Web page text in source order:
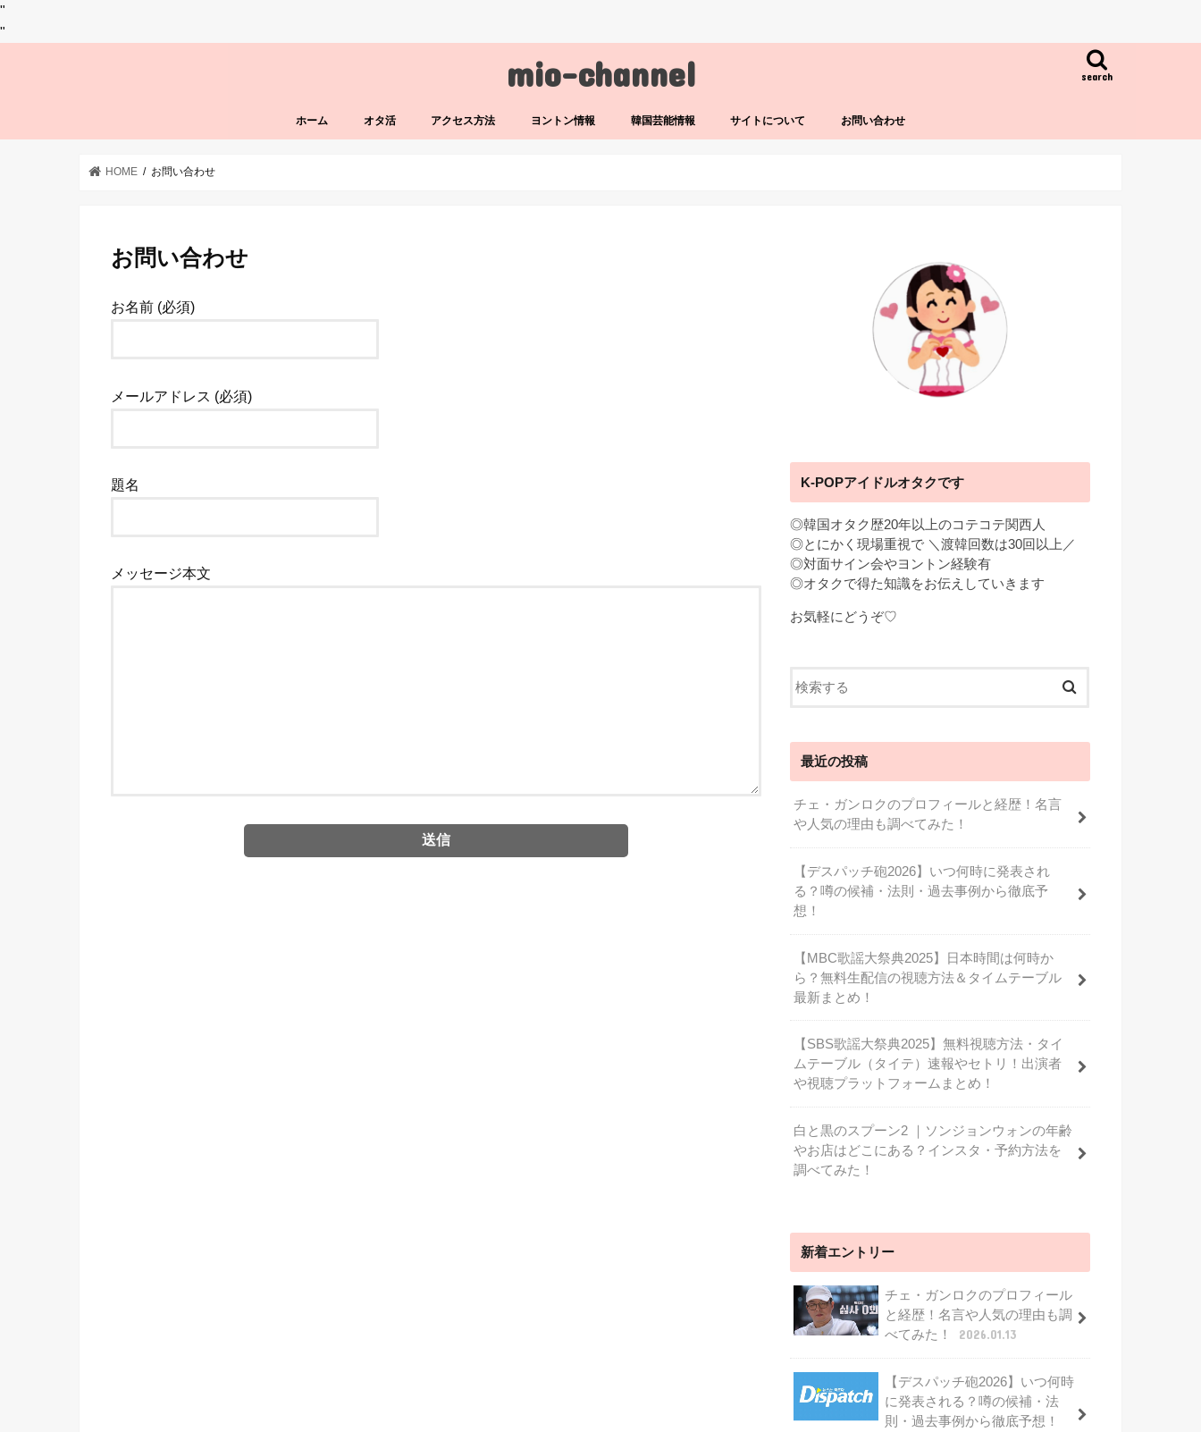
"
"
mio-channel search
ホーム オタ活 アクセス方法 ヨントン情報 韓国芸能情報 サイトについて お問い合わせ
HOME お問い合わせ
お問い合わせ
お名前 (必須)
メールアドレス (必須)
題名
メッセージ本文
K-POPアイドルオタクです
◎韓国オタク歴20年以上のコテコテ関西人
◎とにかく現場重視で ＼渡韓回数は30回以上／
◎対面サイン会やヨントン経験有
◎オタクで得た知識をお伝えしていきます
お気軽にどうぞ♡
最近の投稿
チェ・ガンロクのプロフィールと経歴！名言
や人気の理由も調べてみた！
【デスパッチ砲2026】いつ何時に発表され
る？噂の候補・法則・過去事例から徹底予
想！
【MBC歌謡大祭典2025】日本時間は何時か
ら？無料生配信の視聴方法＆タイムテーブル
最新まとめ！
【SBS歌謡大祭典2025】無料視聴方法・タイ
ムテーブル（タイテ）速報やセトリ！出演者
や視聴プラットフォームまとめ！
白と黒のスプーン2 ｜ソンジョンウォンの年齢
やお店はどこにある？インスタ・予約方法を
調べてみた！
新着エントリー
チェ・ガンロクのプロフィール
と経歴！名言や人気の理由も調
べてみた！
2026.01.13
【デスパッチ砲2026】いつ何時
に発表される？噂の候補・法
則・過去事例から徹底予想！